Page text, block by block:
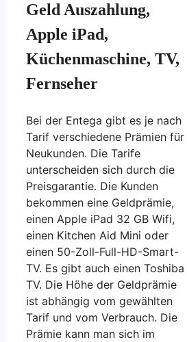
Geld Auszahlung,
Apple iPad,
Küchenmaschine, TV,
Fernseher
Bei der Entega gibt es je nach
Tarif verschiedene Prämien für
Neukunden. Die Tarife
unterscheiden sich durch die
Preisgarantie. Die Kunden
bekommen eine Geldprämie,
einen Apple iPad 32 GB Wifi,
einen Kitchen Aid Mini oder
einen 50-Zoll-Full-HD-Smart-
TV. Es gibt auch einen Toshiba
TV. Die Höhe der Geldprämie
ist abhängig vom gewählten
Tarif und vom Verbrauch. Die
Prämie kann man sich im